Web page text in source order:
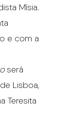
Mísia.
e com a
será
Lisboa,
Teresita